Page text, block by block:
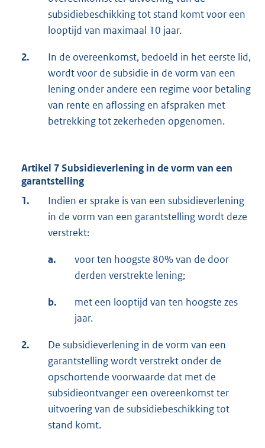
subsidiebeschikking tot stand komt voor een
looptijd van maximaal 10 jaar.
2.
In de overeenkomst, bedoeld in het eerste lid,
wordt voor de subsidie in de vorm van een
lening onder andere een regime voor betaling
van rente en aflossing en afspraken met
betrekking tot zekerheden opgenomen.
Artikel 7 Subsidieverlening in de vorm van een
garantstelling
1.
Indien er sprake is van een subsidieverlening
in de vorm van een garantstelling wordt deze
verstrekt:
a.
voor ten hoogste 80% van de door
derden verstrekte lening;
b.
met een looptijd van ten hoogste zes
jaar.
2.
De subsidieverlening in de vorm van een
garantstelling wordt verstrekt onder de
opschortende voorwaarde dat met de
subsidieontvanger een overeenkomst ter
uitvoering van de subsidiebeschikking tot
stand komt.